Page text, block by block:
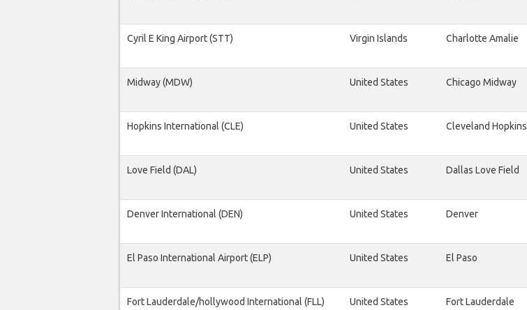
Cyril E King Airport (STT) Virgin Islands Charlotte Amalie
Midway (MDW) United States Chicago Midway
Hopkins International (CLE) United States Cleveland Hopkins
Love Field (DAL) United States Dallas Love Field
Denver International (DEN) United States Denver
El Paso International Airport (ELP) United States El Paso
Fort Lauderdale/hollywood International (FLL) United States Fort Lauderdale